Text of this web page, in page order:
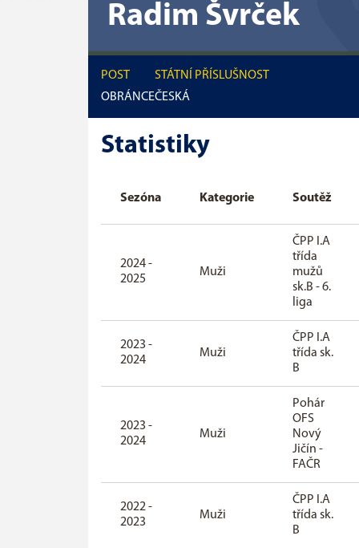
Radim Švrček
POST
OBRÁNCE
STÁTNÍ PŘÍSLUŠNOST
ČESKÁ
Statistiky
Sezóna Kategorie Soutěž
2024 -
2025
Muži
ČPP I.A
třída
mužů
sk.B - 6.
liga
2023 -
2024
Muži
ČPP I.A
třída sk.
B
2023 -
2024
Muži
Pohár
OFS
Nový
Jičín -
FAČR
2022 -
2023
Muži
ČPP I.A
třída sk.
B